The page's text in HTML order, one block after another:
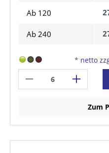
Ab 120
Ab 240
* netto
Zum